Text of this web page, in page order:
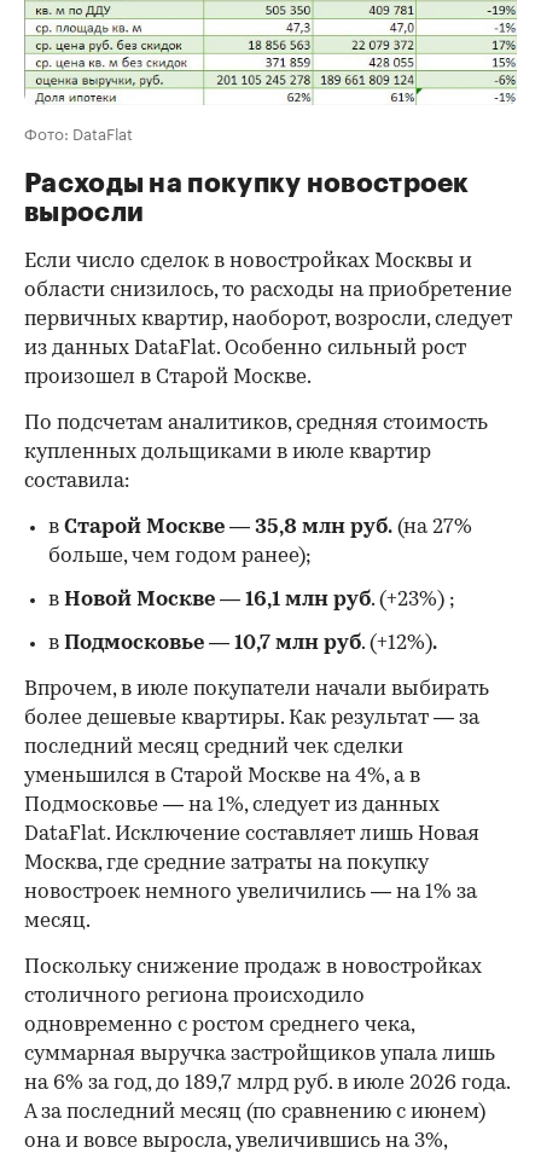
Фото: DataFlat
Расходы на покупку новостроек
выросли
Если число сделок в новостройках Москвы и
области снизилось, то расходы на приобретение
первичных квартир, наоборот, возросли, следует
из данных DataFlat. Особенно сильный рост
произошел в Старой Москве.
По подсчетам аналитиков, средняя стоимость
купленных дольщиками в июле квартир
составила:
в Старой Москве — 35,8 млн руб. (на 27%
больше, чем годом ранее);
в Новой Москве — 16,1 млн руб. (+23%) ;
в Подмосковье — 10,7 млн руб. (+12%).
Впрочем, в июле покупатели начали выбирать
более дешевые квартиры. Как результат — за
последний месяц средний чек сделки
уменьшился в Старой Москве на 4%, а в
Подмосковье — на 1%, следует из данных
DataFlat. Исключение составляет лишь Новая
Москва, где средние затраты на покупку
новостроек немного увеличились — на 1% за
месяц.
Поскольку снижение продаж в новостройках
столичного региона происходило
одновременно с ростом среднего чека,
суммарная выручка застройщиков упала лишь
на 6% за год, до 189,7 млрд руб. в июле 2026 года.
А за последний месяц (по сравнению с июнем)
она и вовсе выросла, увеличившись на 3%,